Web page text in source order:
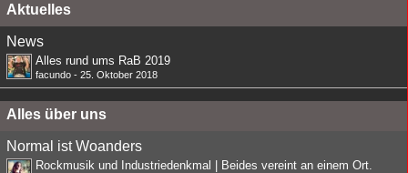
Aktuelles
News
Alles rund ums RaB 2019
facundo - 25. Oktober 2018
Alles über uns
Normal ist Woanders
Rockmusik und Industriedenkmal | Beides vereint an einem Ort.